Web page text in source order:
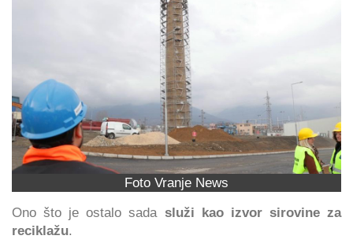
Foto Vranje News
Ono što je ostalo sada služi kao izvor sirovine za
reciklažu.